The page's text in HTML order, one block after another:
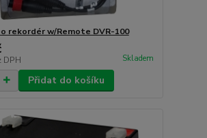
rekordér w/Remote DVR-100
DPH Skladem
Přidat do košíku